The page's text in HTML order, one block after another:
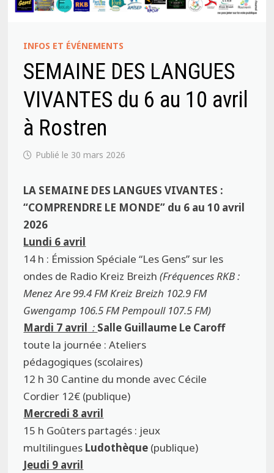
INFOS ET ÉVÉNEMENTS
SEMAINE DES LANGUES
VIVANTES du 6 au 10 avril
à Rostren
30 mars 2026
LA SEMAINE DES LANGUES VIVANTES :
“COMPRENDRE LE MONDE” du 6 au 10 avril
2026
Lundi 6 avril
14 h : Émission Spéciale “Les Gens” sur les
ondes de Radio Kreiz Breizh(Fréquences RKB :
Menez Are 99.4 FMKreiz Breizh 102.9 FM
Gwengamp 106.5 FMPempoull 107.5 FM)
Mardi 7 avril : Salle Guillaume Le Caroff
toute la journée :Ateliers
pédagogiques (scolaires)
12 h 30 Cantine du monde avec Cécile
Cordier 12€ (publique)
Mercredi 8 avril
15 h Goûters partagés : jeux
multilingues Ludothèque (publique)
Jeudi 9 avril